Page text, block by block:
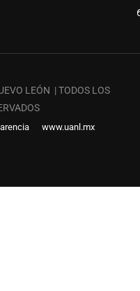
LEÓN | TODOS LOS
www.uanl.mx